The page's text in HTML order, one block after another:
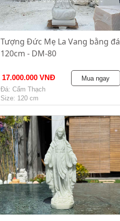
Tượng Đức Mẹ La Vang bằng đá
120cm - DM-80
17.000.000 VNĐ
Đá: Cẩm Thạch
Size: 120 cm
Mua ngay